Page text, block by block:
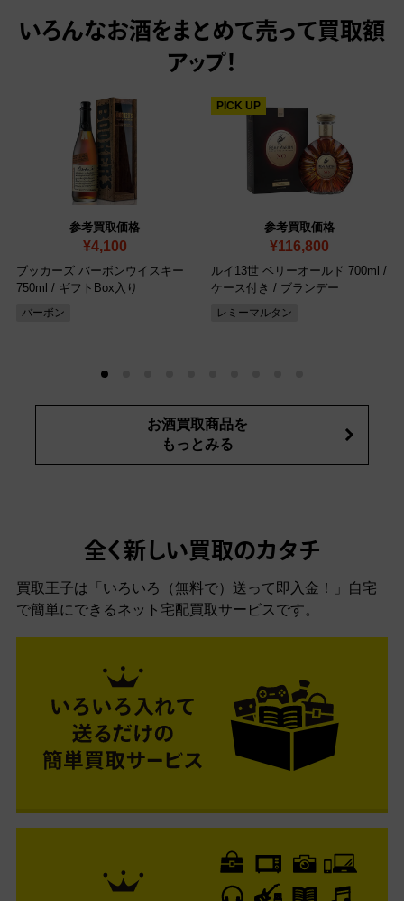
いろんなお酒をまとめて売って 買取額
アップ！
参考買取価格
¥4,100
ブッカーズ バーボンウイスキー
750ml / ギフトBox入り
バーボン
参考買取価格
¥116,800
PICK UP
ルイ13世 ベリーオールド 700ml /
ケース付き / ブランデー
レミーマルタン
お酒買取商品を
もっとみる
全く新しい買取のカタチ
買取王子は「いろいろ（無料で）送って即入金！」自宅
で簡単にできるネット宅配買取サービスです。